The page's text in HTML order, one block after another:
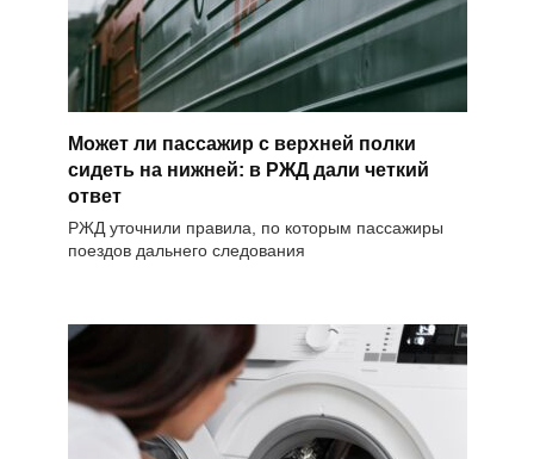
Может ли пассажир с верхней полки
сидеть на нижней: в РЖД дали четкий
ответ
РЖД уточнили правила, по которым пассажиры
поездов дальнего следования